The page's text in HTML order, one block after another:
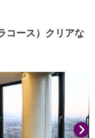
コース）クリアな